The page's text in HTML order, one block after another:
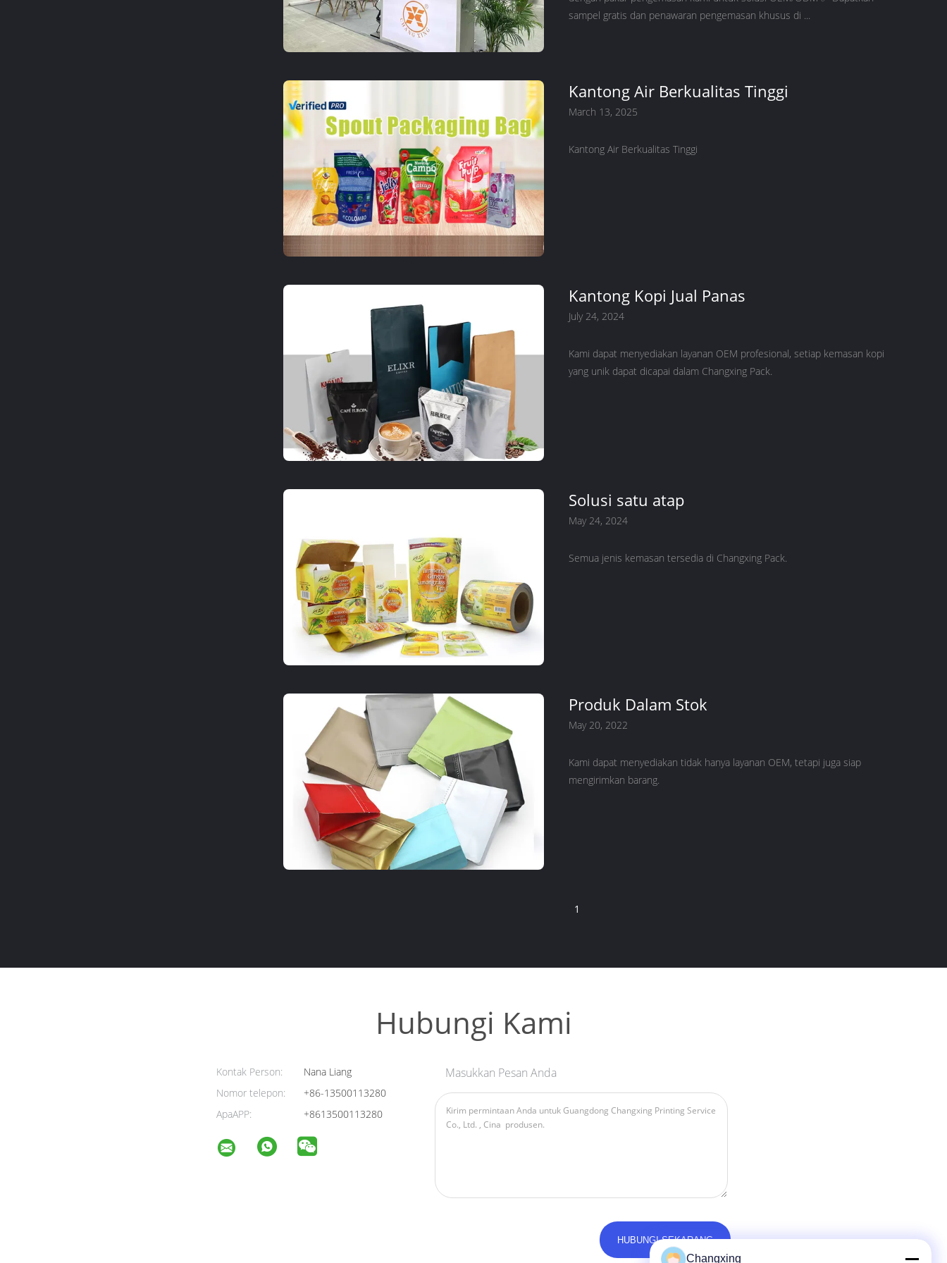
sampel gratis dan penawaran pengemasan khusus di ...
Kantong Air Berkualitas Tinggi
March 13, 2025
Kantong Air Berkualitas Tinggi
Kantong Kopi Jual Panas
July 24, 2024
Kami dapat menyediakan layanan OEM profesional, setiap kemasan kopi
yang unik dapat dicapai dalam Changxing Pack.
Solusi satu atap
May 24, 2024
Semua jenis kemasan tersedia di Changxing Pack.
Produk Dalam Stok
May 20, 2022
Kami dapat menyediakan tidak hanya layanan OEM, tetapi juga siap
mengirimkan barang.
1
Hubungi Kami
Kontak Person:
Nana Liang
Nomor telepon:
+86-13500113280
ApaAPP:
+8613500113280
Masukkan Pesan Anda
Changxing